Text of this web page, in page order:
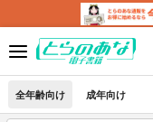
全年齢向け 成年向け